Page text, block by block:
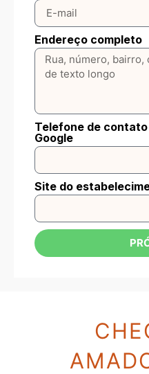
Endereço completo
Telefone de
Google
Site do